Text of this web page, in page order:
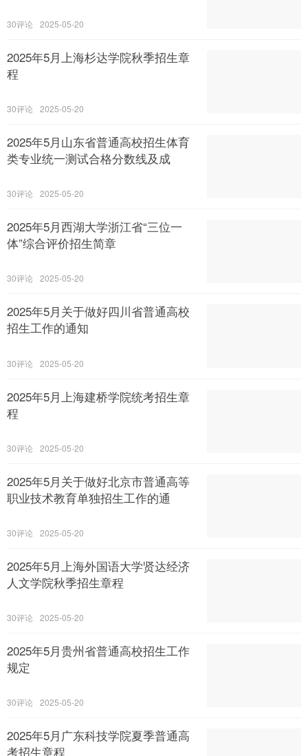
30 2025-05-20
2025年5月上海杉达学院秋季招生章
程
30 2025-05-20
2025年5月山东省普通高校招生体育
类专业统一测试合格分数线及成
30 2025-05-20
2025年5月西湖大学浙江省“三位一
体”综合评价招生简章
30 2025-05-20
2025年5月关于做好四川省普通高校
招生工作的通知
30 2025-05-20
2025年5月上海建桥学院统考招生章
程
30 2025-05-20
2025年5月关于做好北京市普通高等
职业技术教育单独招生工作的通
30 2025-05-20
2025年5月上海外国语大学贤达经济
人文学院秋季招生章程
30 2025-05-20
2025年5月贵州省普通高校招生工作
规定
30 2025-05-20
2025年5月广东科技学院夏季普通高
考招生章程